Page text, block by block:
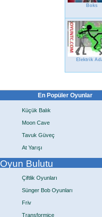
Boks
Elektrik
En Popüler Oyunlar
Küçük Balık
Moon Cave
Tavuk Güveç
At Yarışı
Oyun Bulutu
Çiftlik Oyunları
Sünger Bob Oyunları
Friv
Transformice